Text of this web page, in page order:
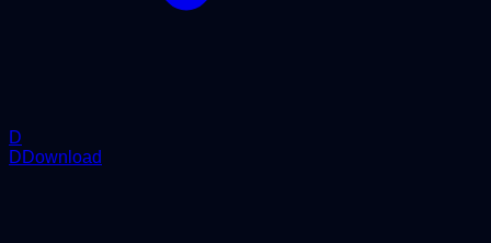
D
DDownload